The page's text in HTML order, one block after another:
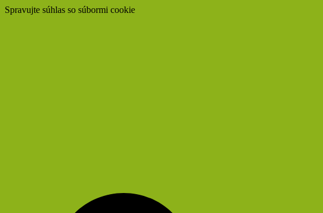
Spravujte súhlas so súbormi cookie